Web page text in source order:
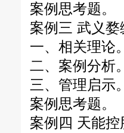
案例思考题。
案例三 武义
一、相关理论
二、案例分析
三、管理启示
案例思考题。
案例四 天能